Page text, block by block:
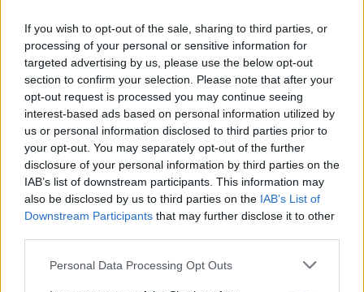
If you wish to opt-out of the sale, sharing to third parties, or
processing of your personal or sensitive information for
targeted advertising by us, please use the below opt-out
section to confirm your selection. Please note that after your
opt-out request is processed you may continue seeing
interest-based ads based on personal information utilized by
us or personal information disclosed to third parties prior to
your opt-out. You may separately opt-out of the further
disclosure of your personal information by third parties on the
IAB’s list of downstream participants. This information may
also be disclosed by us to third parties on the IAB’s List of
Downstream Participants that may further disclose it to other
Personal Data Processing Opt Outs